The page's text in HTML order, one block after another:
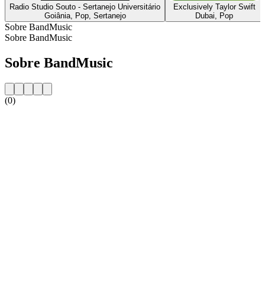
Radio Studio Souto - Sertanejo Universitário
Goiânia, Pop, Sertanejo
Exclusively Taylor Swift
Dubai, Pop
Sobre BandMusic
Sobre BandMusic
Sobre BandMusic
(0)